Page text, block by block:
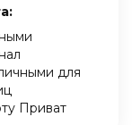
для
Приват